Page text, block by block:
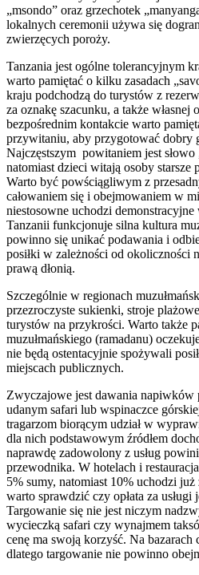
„msondo” oraz grzechotek
lokalnych ceremonii używa się
zwierzęcych poroży.
Tanzania jest ogólne tolerancyjnym
warto pamiętać o kilku zasadach
kraju podchodzą do turystów z
za oznakę szacunku, a także
bezpośrednim kontakcie warto
przywitaniu, aby przygotować dobry
Najczęstszym powitaniem jest słowo
natomiast dzieci witają osoby starsze
Warto być powściągliwym z
całowaniem się i obejmowaniem w
niestosowne uchodzi
Tanzanii funkcjonuje silna kultura
powinno się unikać podawania i
posiłki w zależności od okoliczności
prawą dłonią.
Szczególnie w regionach
przezroczyste sukienki, stroje
turystów na przykrości. Warto także
muzułmańskiego (ramadanu)
nie będą ostentacyjnie spożywali
miejscach publicznych.
Zwyczajowe jest dawania
udanym safari lub wspinaczce
tragarzom biorącym udział w
dla nich podstawowym źródłem
naprawdę zadowolony z usług
przewodnika. W hotelach i
5% sumy, natomiast 10% uchodzi
warto sprawdzić czy opłata za
Targowanie się nie jest niczym
wycieczką safari czy wynajmem
cenę ma swoją korzyść. Na
dlatego targowanie nie powinno